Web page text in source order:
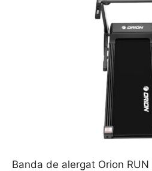
Banda de alergat Orion